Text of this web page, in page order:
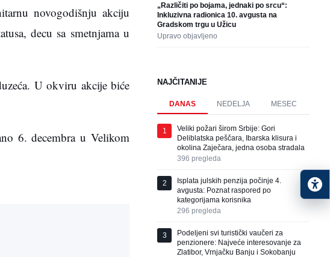
novogodišnju akciju
decu sa smetnjama u
U okviru akcije biće
6. decembra u Velikom
„Različiti po bojama, jednaki po srcu“:
Inkluzivna radionica 10. avgusta na
Gradskom trgu u Užicu
Upravo objavljeno
NAJČITANIJE
DANAS NEDELJA MESEC
1
Veliki požari širom Srbije: Gori
Deliblatska peščara, Ibarska klisura i
okolina Zaječara, jedna osoba stradala
396 pregleda
2
Isplata julskih penzija počinje 4.
avgusta: Poznat raspored po
kategorijama korisnika
296 pregleda
3
Podeljeni svi turistički vaučeri za
penzionere: Najveće interesovanje za
Zlatibor, Vrnjačku Banju i Sokobanju